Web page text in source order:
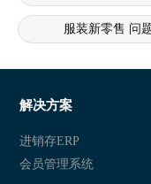
服装新零售 问
新零售商城 行业
新零售 衣盈易
解决方案
进销存ERP
会员管理系统